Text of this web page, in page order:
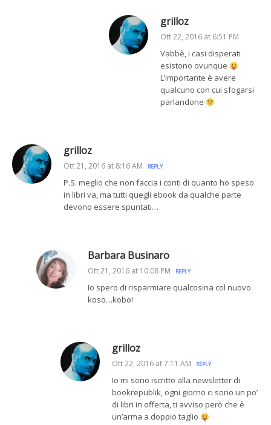
grilloz
Ott 22, 2016 at 6:51 PM
Vabbè, i casi disperati
esistono ovunque
L’importante è avere
qualcuno con cui sfogarsi
parlandone
grilloz
Ott 21, 2016 at 8:16 AM REPLY
P.S. meglio che non faccia i conti di quanto ho speso
in libri va, ma tutti quegli ebook da qualche parte
devono essere spuntati…
Barbara Businaro
Ott 21, 2016 at 10:08 PM REPLY
Io spero di risparmiare qualcosina col nuovo
koso…kobo!
grilloz
Ott 22, 2016 at 7:11 AM REPLY
Io mi sono iscritto alla newsletter di
bookrepublik, ogni giorno ci sono un po’
di libri in offerta, ti avviso però che è
un’arma a doppio taglio